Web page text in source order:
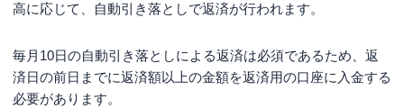
高に応じて、自動引き落としで返済が行われます。
毎月10日の自動引き落としによる返済は必須であるため、返
済日の前日までに返済額以上の金額を返済用の口座に入金する
必要があります。